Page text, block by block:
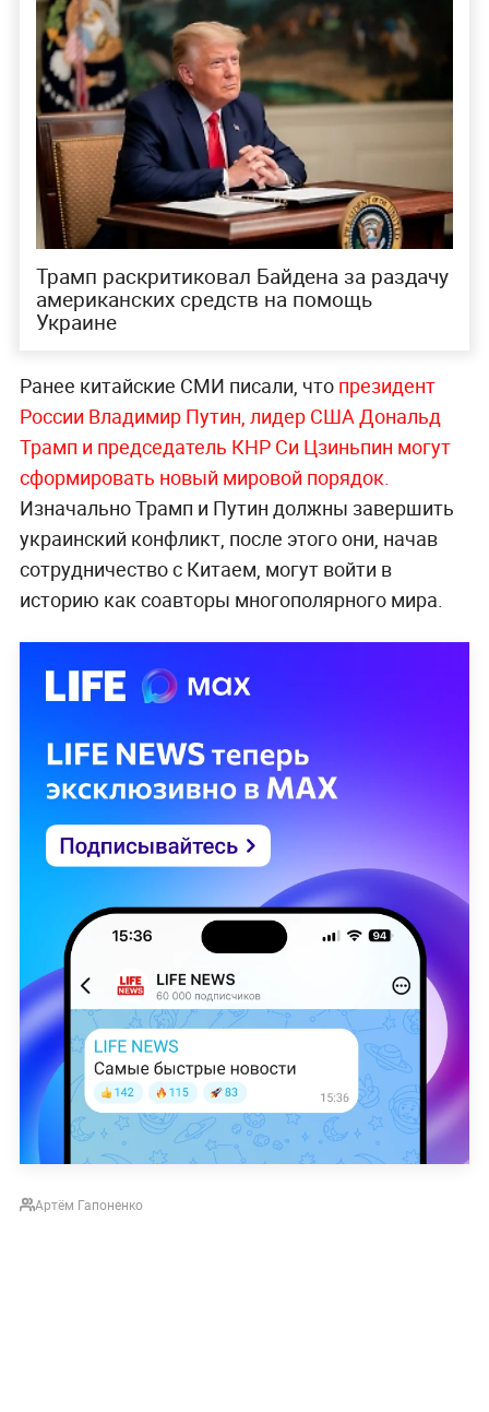
Трамп раскритиковал Байдена за раздачу
американских средств на помощь
Украине
Ранее китайские СМИ писали, что президент
России Владимир Путин, лидер США Дональд
Трамп и председатель КНР Си Цзиньпин могут
сформировать новый мировой порядок.
Изначально Трамп и Путин должны завершить
украинский конфликт, после этого они, начав
сотрудничество с Китаем, могут войти в
историю как соавторы многополярного мира.
Артём Гапоненко